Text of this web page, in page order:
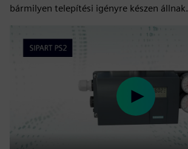
bármilyen telepítési igényre készen állnak.
Play